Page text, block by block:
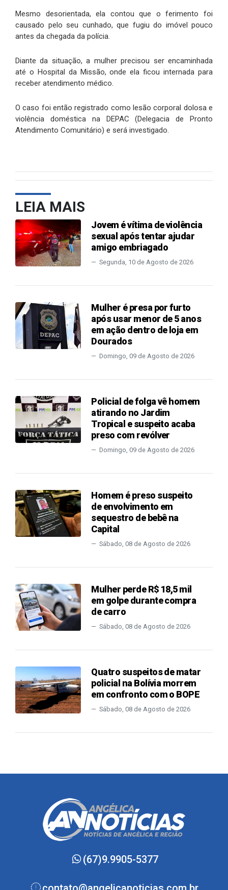
Mesmo desorientada, ela contou que o ferimento foi
causado pelo seu cunhado, que fugiu do imóvel pouco
antes da chegada da polícia.
Diante da situação, a mulher precisou ser encaminhada
até o Hospital da Missão, onde ela ficou internada para
receber atendimento médico.
O caso foi então registrado como lesão corporal dolosa e
violência doméstica na DEPAC (Delegacia de Pronto
Atendimento Comunitário) e será investigado.
LEIA MAIS
Jovem é vítima de violência
sexual após tentar ajudar
amigo embriagado
Segunda, 10 de Agosto de 2026
Mulher é presa por furto
após usar menor de 5 anos
em ação dentro de loja em
Dourados
Domingo, 09 de Agosto de 2026
Policial de folga vê homem
atirando no Jardim
Tropical e suspeito acaba
preso com revólver
Domingo, 09 de Agosto de 2026
Homem é preso suspeito
de envolvimento em
sequestro de bebê na
Capital
Sábado, 08 de Agosto de 2026
Mulher perde R$ 18,5 mil
em golpe durante compra
de carro
Sábado, 08 de Agosto de 2026
Quatro suspeitos de matar
policial na Bolívia morrem
em confronto com o BOPE
Sábado, 08 de Agosto de 2026
(67)9.9905-5377